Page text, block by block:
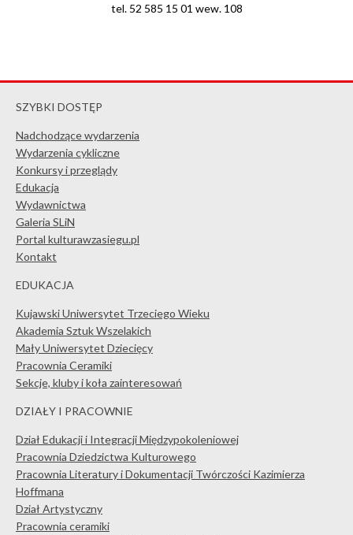
tel. 52 585 15 01 wew. 108
SZYBKI DOSTĘP
Nadchodzące wydarzenia
Wydarzenia cykliczne
Konkursy i przeglądy
Edukacja
Wydawnictwa
Galeria SLiN
Portal kulturawzasiegu.pl
Kontakt
EDUKACJA
Kujawski Uniwersytet Trzeciego Wieku
Akademia Sztuk Wszelakich
Mały Uniwersytet Dziecięcy
Pracownia Ceramiki
Sekcje, kluby i koła zainteresowań
DZIAŁY I PRACOWNIE
Dział Edukacji i Integracji Międzypokoleniowej
Pracownia Dziedzictwa Kulturowego
Pracownia Literatury i Dokumentacji Twórczości Kazimierza
Hoffmana
Dział Artystyczny
Pracownia ceramiki